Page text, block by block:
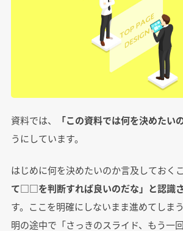
資料では、 「この資料では何を決めたい
うにしています。
はじめに何を決めたいのか言及しておくこ
て□□を判断すれば良いのだな」と認識
す。ここを明確にしないまま進めてしま
明の途中で「さっきのスライド、もう一